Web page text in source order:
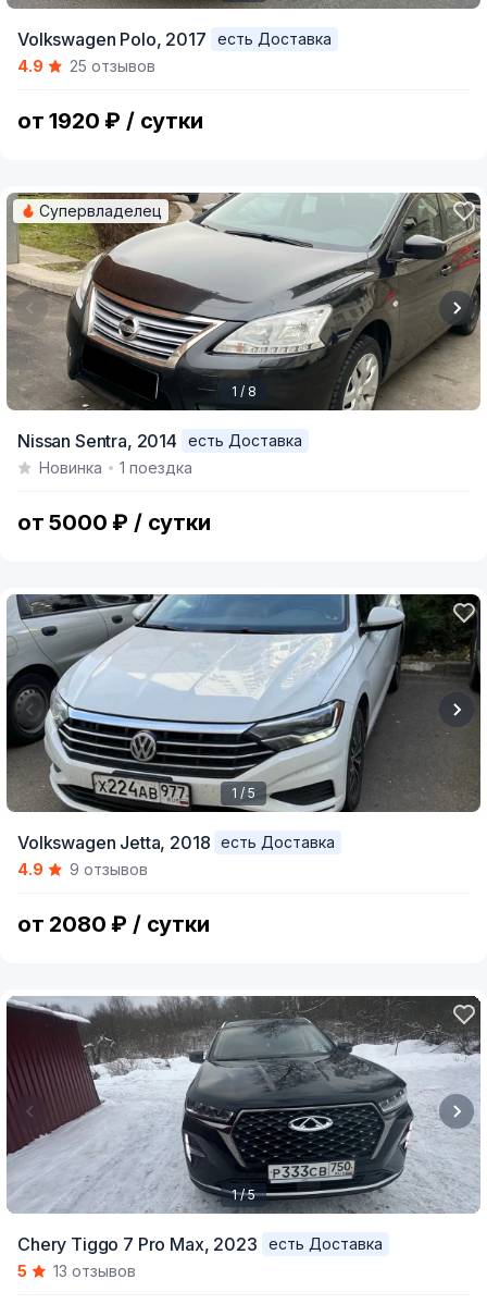
of
Volkswagen Polo, 2017
есть Доставка
4.9
25 отзывов
от 1920 ₽ / сутки
of
Супервладелец
1 / 8
Nissan Sentra, 2014
есть Доставка
Новинка
1 поездка
от 5000 ₽ / сутки
of
1 / 5
Volkswagen Jetta, 2018
есть Доставка
4.9
9 отзывов
от 2080 ₽ / сутки
of
1 / 5
Chery Tiggo 7 Pro Max, 2023
есть Доставка
5
13 отзывов